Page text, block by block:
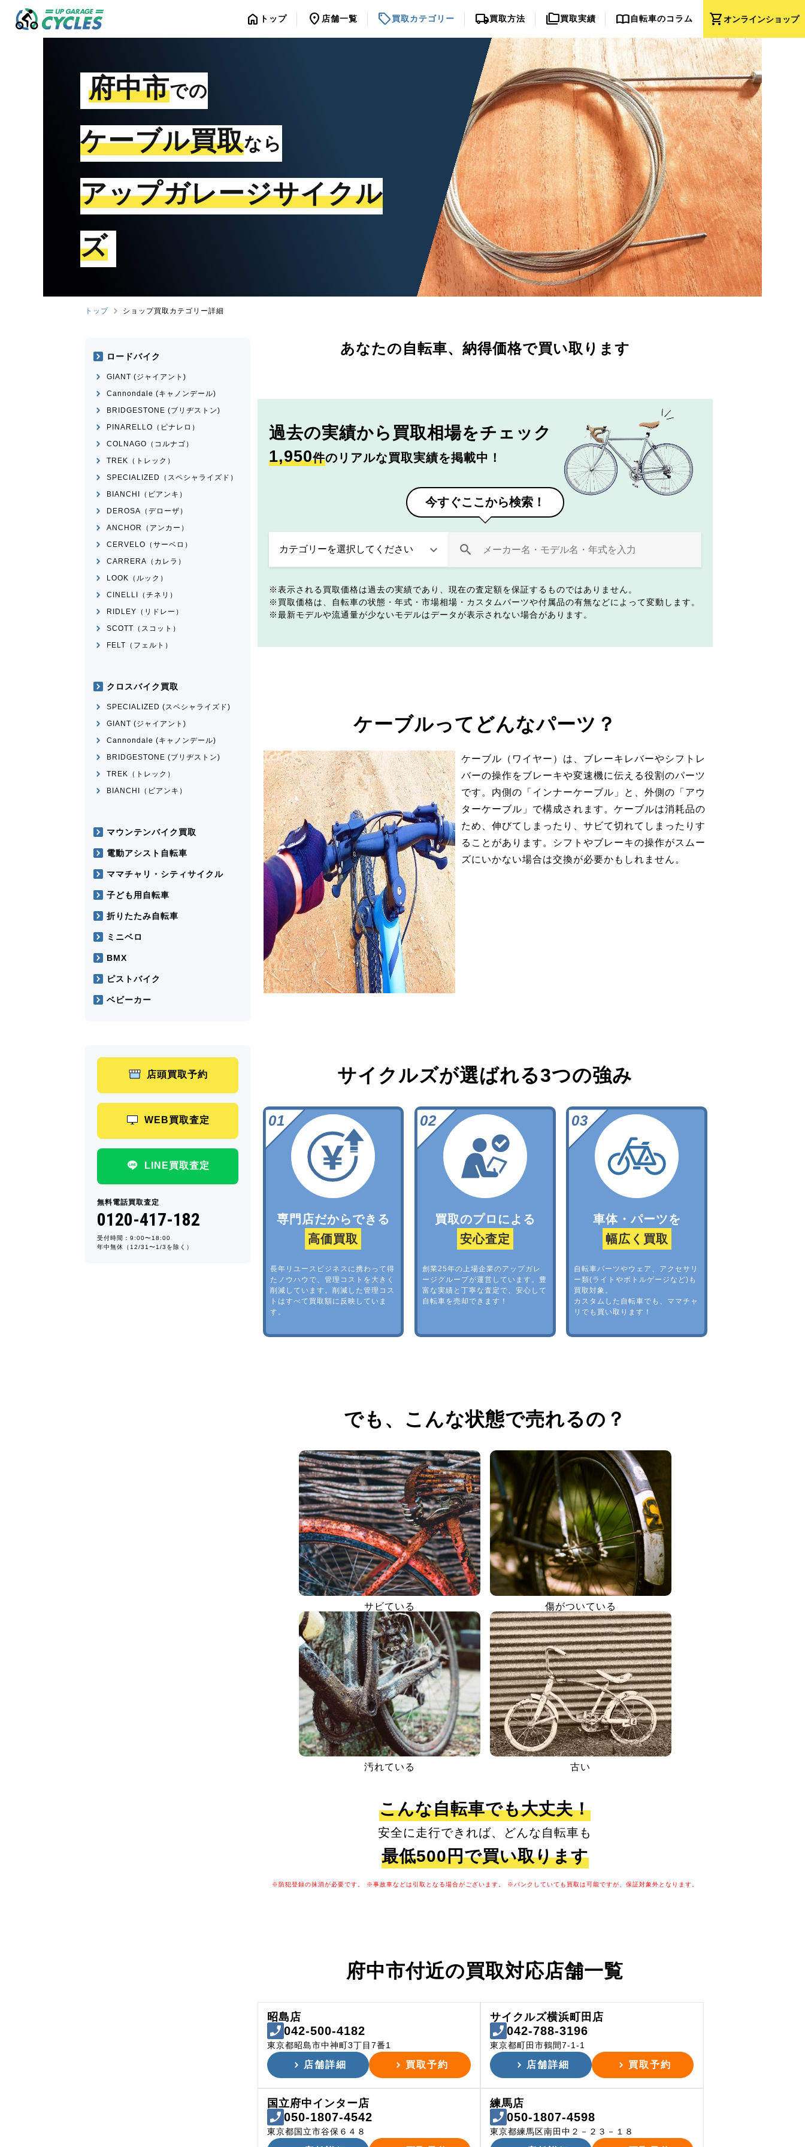
shopping_cartオンラインショップ
home トップ location_on 店舗一覧 sell買取カテゴリー local_shipping買取方法 folder_copy買取実績 import_contacts自転車のコラム
府中市での
ケーブル買取なら
アップガレージサイクル
ズ
トップ ショップ買取カテゴリー詳細
あなたの自転車、 納得価格で買い取ります
過去の実績から 買取相場をチェック
1,950件のリアルな買取実績を掲載中！
今すぐここから検索！
表示される買取価格は過去の実績であり、現在の査定額を保証するものではありません。
買取価格は、自転車の状態・年式・市場相場・カスタムパーツや付属品の有無などによって変動します。
最新モデルや流通量が少ないモデルはデータが表示されない場合があります。
ケーブルってどんなパーツ？
ケーブル（ワイヤー）は、ブレーキレバーやシフトレ
バーの操作をブレーキや変速機に伝える役割のパーツ
です。内側の「インナーケーブル」と、外側の「アウ
ターケーブル」で構成されます。ケーブルは消耗品の
ため、伸びてしまったり、サビて切れてしまったりす
ることがあります。シフトやブレーキの操作がスムー
ズにいかない場合は交換が必要かもしれません。
サイクルズが選ばれる3つの強み
専門店だからできる
高価買取
長年リユースビジネスに携わって得
たノウハウで、管理コストを大きく
削減しています。削減した管理コス
トはすべて買取額に反映していま
す。
買取のプロによる
安心査定
創業25年の上場企業のアップガレ
ージグループが運営しています。豊
富な実績と丁寧な査定で、安心して
自転車を売却できます！
車体・パーツを
幅広く買取
自転車パーツやウェア、アクセサリ
ー類(ライトやボトルゲージなど)も
買取対象。
カスタムした自転車でも、ママチャ
リでも買い取ります！
でも、 こんな状態で売れるの？
サビている 傷がついている
汚れている 古い
こんな自転車でも大丈夫！
安全に走行できれば、どんな自転車も
最低500円で買い取ります
※防犯登録の抹消が必要です。 ※事故車などは引取となる場合がございます。 ※パンクしていても買取は可能ですが、保証対象外となります。
府中市付近の買取対応店舗一覧
昭島店
042-500-4182
東京都昭島市中神町3丁目7番1
店舗詳細 買取予約
サイクルズ横浜町田店
042-788-3196
東京都町田市鶴間7-1-1
店舗詳細 買取予約
国立府中インター店
050-1807-4542
東京都国立市谷保６４８
練馬店
050-1807-4598
東京都練馬区南田中２－２３－１８
ロードバイク
GIANT (ジャイアント)
Cannondale (キャノンデール)
BRIDGESTONE (ブリヂストン)
PINARELLO（ピナレロ）
COLNAGO（コルナゴ）
TREK（トレック）
SPECIALIZED（スペシャライズド）
BIANCHI（ビアンキ）
DEROSA（デローザ）
ANCHOR（アンカー）
CERVELO（サーベロ）
CARRERA（カレラ）
LOOK（ルック）
CINELLI（チネリ）
RIDLEY（リドレー）
SCOTT（スコット）
FELT（フェルト）
クロスバイク買取
SPECIALIZED (スペシャライズド)
GIANT (ジャイアント)
Cannondale (キャノンデール)
BRIDGESTONE (ブリヂストン)
TREK（トレック）
BIANCHI（ビアンキ）
マウンテンバイク買取
電動アシスト自転車
ママチャリ・シティサイクル
子ども用自転車
折りたたみ自転車
ミニベロ
BMX
ピストバイク
ベビーカー
店頭買取予約
WEB買取査定
LINE買取査定
無料電話買取査定
0120-417-182
受付時間：9:00〜18:00
年中無休（12/31〜1/3を除く）